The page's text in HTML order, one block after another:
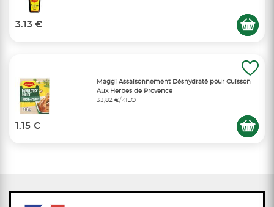
3.13 €
Maggi Assaisonnement Déshydraté pour Cuisson
Aux Herbes de Provence
33,82 €/KILO
1.15 €